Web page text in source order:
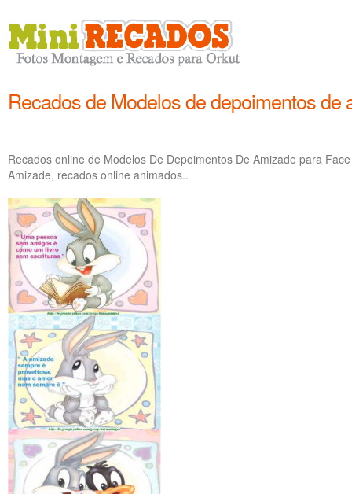
Recados de Modelos de depoimentos de
Recados online de Modelos De Depoimentos De Amizade para
Amizade, recados online animados..